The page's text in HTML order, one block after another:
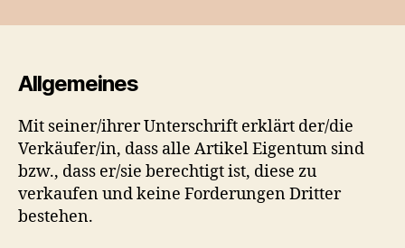
Allgemeines
Mit seiner/ihrer Unterschrift erklärt der/die
Verkäufer/in, dass alle Artikel Eigentum sind
bzw., dass er/sie berechtigt ist, diese zu
verkaufen und keine Forderungen Dritter
bestehen.